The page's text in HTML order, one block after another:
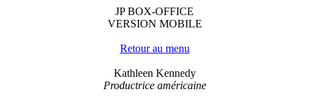
JP BOX-OFFICE
VERSION MOBILE
Retour au menu
Kathleen Kennedy
Productrice américaine